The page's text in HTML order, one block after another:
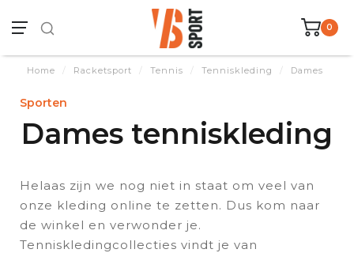
0
Home / Racketsport / Tennis / Tenniskleding / Dames
Sporten
Dames tenniskleding
Helaas zijn we nog niet in staat om veel van
onze kleding online te zetten. Dus kom naar
de winkel en verwonder je.
Tenniskledingcollecties vindt je van